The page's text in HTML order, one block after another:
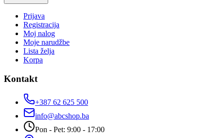
Prijava
Registracija
Moj nalog
Moje narudžbe
Lista želja
Korpa
Kontakt
+387 62 625 500
info@abcshop.ba
Pon - Pet: 9:00 - 17:00